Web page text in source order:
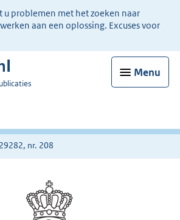
u problemen met het zoeken naar
aan een oplossing. Excuses voor
Menu
nr. 208